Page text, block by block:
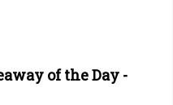
of the Day -